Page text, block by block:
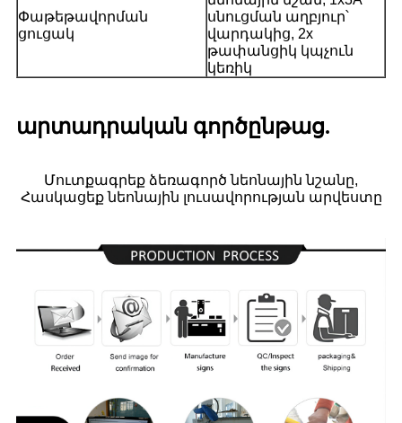
Փաթեթավորման
ցուցակ
սնուցման աղբյուր՝
վարդակից, 2x
թափանցիկ կպչուն
կեռիկ
արտադրական գործընթաց.
Մուտքագրեք ձեռագործ նեոնային նշանը,
Հասկացեք նեոնային լուսավորության արվեստը